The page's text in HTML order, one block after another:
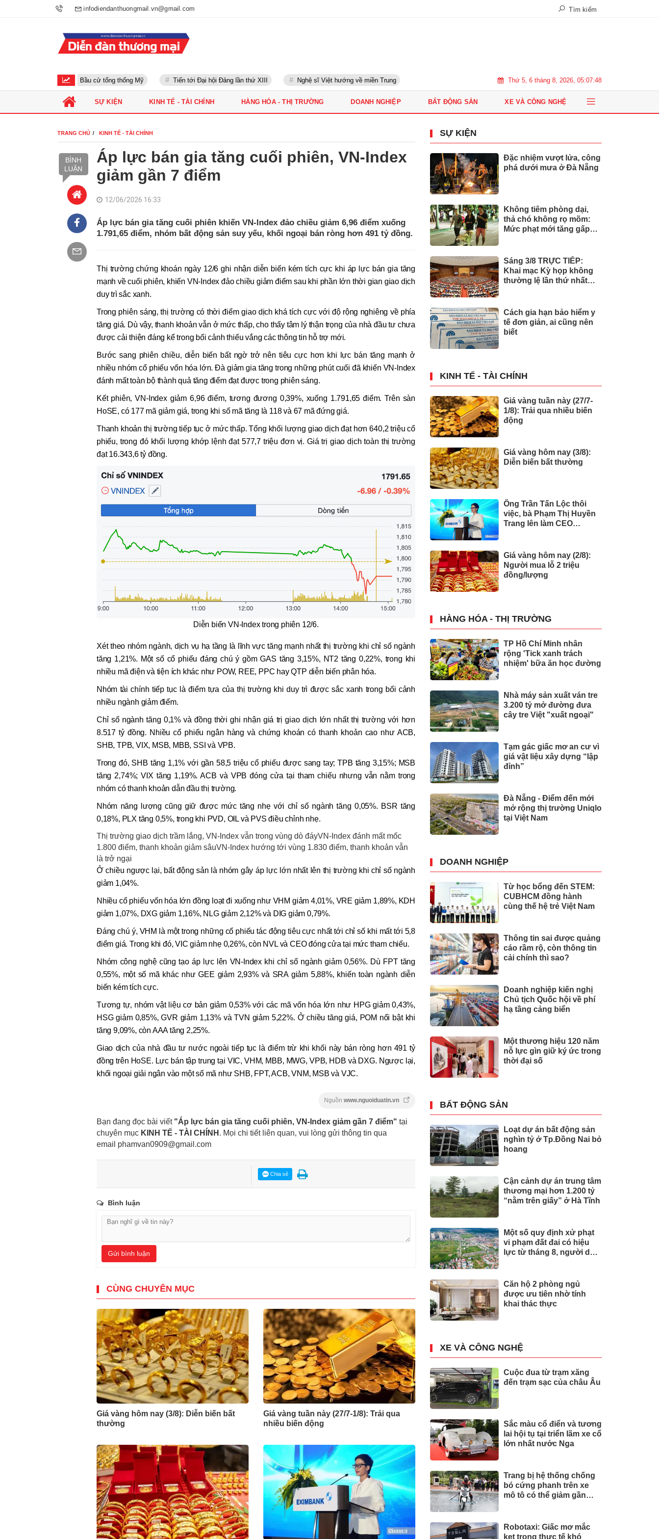
infodiendanthuongmail.vn@gmail.com Tìm kiếm
Bầu cử tổng thống Mỹ Tiến tới Đại hội Đảng lần thứ XIII Nghệ sĩ Việt hướng về miền Trung Thứ 5, 6 tháng 8, 2026, 05:07:49
SỰ KIỆN KINH TẾ - TÀI CHÍNH HÀNG HÓA - THỊ TRƯỜNG DOANH NGHIỆP BẤT ĐỘNG SẢN XE VÀ CÔNG NGHỆ
TRANG CHỦ KINH TẾ - TÀI CHÍNH
BÌNH
LUẬN
Áp lực bán gia tăng cuối phiên, VN-Index
giảm gần 7 điểm
12/06/2026 16:33
Áp lực bán gia tăng cuối phiên khiến VN-Index đảo chiều giảm 6,96 điểm xuống
1.791,65 điểm, nhóm bất động sản suy yếu, khối ngoại bán ròng hơn 491 tỷ đồng.
Thị trường chứng khoán ngày 12/6 ghi nhận diễn biến kém tích cực khi áp lực bán gia tăng
mạnh về cuối phiên, khiến VN-Index đảo chiều giảm điểm sau khi phần lớn thời gian giao dịch
duy trì sắc xanh.
Trong phiên sáng, thị trường có thời điểm giao dịch khá tích cực với độ rộng nghiêng về phía
tăng giá. Dù vậy, thanh khoản vẫn ở mức thấp, cho thấy tâm lý thận trọng của nhà đầu tư chưa
được cải thiện đáng kể trong bối cảnh thiếu vắng các thông tin hỗ trợ mới.
Bước sang phiên chiều, diễn biến bất ngờ trở nên tiêu cực hơn khi lực bán tăng mạnh ở
nhiều nhóm cổ phiếu vốn hóa lớn. Đà giảm gia tăng trong những phút cuối đã khiến VN-Index
đánh mất toàn bộ thành quả tăng điểm đạt được trong phiên sáng.
Kết phiên, VN-Index giảm 6,96 điểm, tương đương 0,39%, xuống 1.791,65 điểm. Trên sàn
HoSE, có 177 mã giảm giá, trong khi số mã tăng là 118 và 67 mã đứng giá.
Thanh khoản thị trường tiếp tục ở mức thấp. Tổng khối lượng giao dịch đạt hơn 640,2 triệu cổ
phiếu, trong đó khối lượng khớp lệnh đạt 577,7 triệu đơn vị. Giá trị giao dịch toàn thị trường
đạt 16.343,6 tỷ đồng.
Diễn biến VN-Index trong phiên 12/6.
Xét theo nhóm ngành, dịch vụ hạ tầng là lĩnh vực tăng mạnh nhất thị trường khi chỉ số ngành
tăng 1,21%. Một số cổ phiếu đáng chú ý gồm GAS tăng 3,15%, NT2 tăng 0,22%, trong khi
nhiều mã điện và tiện ích khác như POW, REE, PPC hay QTP diễn biến phân hóa.
Nhóm tài chính tiếp tục là điểm tựa của thị trường khi duy trì được sắc xanh trong bối cảnh
nhiều ngành giảm điểm.
Chỉ số ngành tăng 0,1% và đồng thời ghi nhận giá trị giao dịch lớn nhất thị trường với hơn
8.517 tỷ đồng. Nhiều cổ phiếu ngân hàng và chứng khoán có thanh khoản cao như ACB,
SHB, TPB, VIX, MSB, MBB, SSI và VPB.
Trong đó, SHB tăng 1,1% với gần 58,5 triệu cổ phiếu được sang tay; TPB tăng 3,15%; MSB
tăng 2,74%; VIX tăng 1,19%. ACB và VPB đóng cửa tại tham chiếu nhưng vẫn nằm trong
nhóm có thanh khoản dẫn đầu thị trường.
Nhóm năng lượng cũng giữ được mức tăng nhẹ với chỉ số ngành tăng 0,05%. BSR tăng
0,18%, PLX tăng 0,5%, trong khi PVD, OIL và PVS điều chỉnh nhẹ.
Thị trường giao dịch trầm lắng, VN-Index vẫn trong vùng dò đáyVN-Index đánh mất mốc
1.800 điểm, thanh khoản giảm sâuVN-Index hướng tới vùng 1.830 điểm, thanh khoản vẫn
là trở ngại
Ở chiều ngược lại, bất động sản là nhóm gây áp lực lớn nhất lên thị trường khi chỉ số ngành
giảm 1,04%.
Nhiều cổ phiếu vốn hóa lớn đồng loạt đi xuống như VHM giảm 4,01%, VRE giảm 1,89%, KDH
giảm 1,07%, DXG giảm 1,16%, NLG giảm 2,12% và DIG giảm 0,79%.
Đáng chú ý, VHM là một trong những cổ phiếu tác động tiêu cực nhất tới chỉ số khi mất tới 5,8
điểm giá. Trong khi đó, VIC giảm nhẹ 0,26%, còn NVL và CEO đóng cửa tại mức tham chiếu.
Nhóm công nghệ cũng tạo áp lực lên VN-Index khi chỉ số ngành giảm 0,56%. Dù FPT tăng
0,55%, một số mã khác như GEE giảm 2,93% và SRA giảm 5,88%, khiến toàn ngành diễn
biến kém tích cực.
Tương tự, nhóm vật liệu cơ bản giảm 0,53% với các mã vốn hóa lớn như HPG giảm 0,43%,
HSG giảm 0,85%, GVR giảm 1,13% và TVN giảm 5,22%. Ở chiều tăng giá, POM nổi bật khi
tăng 9,09%, còn AAA tăng 2,25%.
Giao dịch của nhà đầu tư nước ngoài tiếp tục là điểm trừ khi khối này bán ròng hơn 491 tỷ
đồng trên HoSE. Lực bán tập trung tại VIC, VHM, MBB, MWG, VPB, HDB và DXG. Ngược lại,
khối ngoại giải ngân vào một số mã như SHB, FPT, ACB, VNM, MSB và VJC.
Nguồn www.nguoiduatin.vn
Bạn đang đọc bài viết "Áp lực bán gia tăng cuối phiên, VN-Index giảm gần 7 điểm" tại
chuyên mục KINH TẾ - TÀI CHÍNH . Mọi chi tiết liên quan, vui lòng gửi thông tin qua
email phamvan0909@gmail.com
Chia sẻ
Bình luận
Gửi bình luận
CÙNG CHUYÊN MỤC
Giá vàng hôm nay (3/8): Diễn biến bất
thường
Giá vàng tuần này (27/7-1/8): Trải qua
nhiều biến động
SỰ KIỆN
Đặc nhiệm vượt lửa, công
phá dưới mưa ở Đà Nẵng
Không tiêm phòng dại,
thả chó không rọ mõm:
Mức phạt mới tăng gấp
Sáng 3/8 TRỰC TIẾP:
Khai mạc Kỳ họp không
thường lệ lần thứ nhất
Cách gia hạn bảo hiểm y
tế đơn giản, ai cũng nên
biết
KINH TẾ - TÀI CHÍNH
Giá vàng tuần này (27/7-
1/8): Trải qua nhiều biến
động
Giá vàng hôm nay (3/8):
Diễn biến bất thường
Ông Trần Tấn Lộc thôi
việc, bà Phạm Thị Huyền
Trang lên làm CEO
Giá vàng hôm nay (2/8):
Người mua lỗ 2 triệu
đồng/lượng
HÀNG HÓA - THỊ TRƯỜNG
TP Hồ Chí Minh nhân
rộng 'Tick xanh trách
nhiệm' bữa ăn học đường
Nhà máy sản xuất ván tre
3.200 tỷ mở đường đưa
cây tre Việt "xuất ngoại"
Tạm gác giấc mơ an cư vì
giá vật liệu xây dựng “lập
đỉnh”
Đà Nẵng - Điểm đến mới
mở rộng thị trường Uniqlo
tại Việt Nam
DOANH NGHIỆP
Từ học bổng đến STEM:
CUBHCM đồng hành
cùng thế hệ trẻ Việt Nam
Thông tin sai được quảng
cáo rầm rộ, còn thông tin
cải chính thì sao?
Doanh nghiệp kiến nghị
Chủ tịch Quốc hội về phí
hạ tầng cảng biển
Một thương hiệu 120 năm
nỗ lực gìn giữ ký ức trong
thời đại số
BẤT ĐỘNG SẢN
Loạt dự án bất động sản
nghìn tỷ ở Tp.Đồng Nai bỏ
hoang
Cận cảnh dự án trung tâm
thương mại hơn 1.200 tỷ
“nằm trên giấy” ở Hà Tĩnh
Một số quy định xử phạt
vi phạm đất đai có hiệu
lực từ tháng 8, người dân
Căn hộ 2 phòng ngủ
được ưu tiên nhờ tính
khai thác thực
XE VÀ CÔNG NGHỆ
Cuộc đua từ trạm xăng
đến trạm sạc của châu Âu
Sắc màu cổ điển và tương
lai hội tụ tại triển lãm xe cổ
lớn nhất nước Nga
Trang bị hệ thống chống
bó cứng phanh trên xe
mô tô có thể giảm gần
Robotaxi: Giấc mơ mắc
kẹt trong thực tế khó